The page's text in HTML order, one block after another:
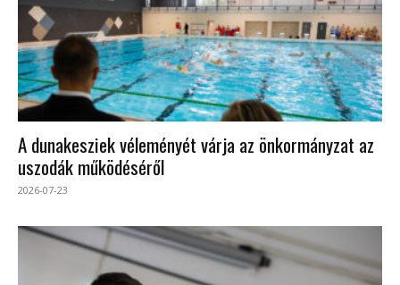
A dunakesziek véleményét várja az önkormányzat az
uszodák működéséről
2026-07-23